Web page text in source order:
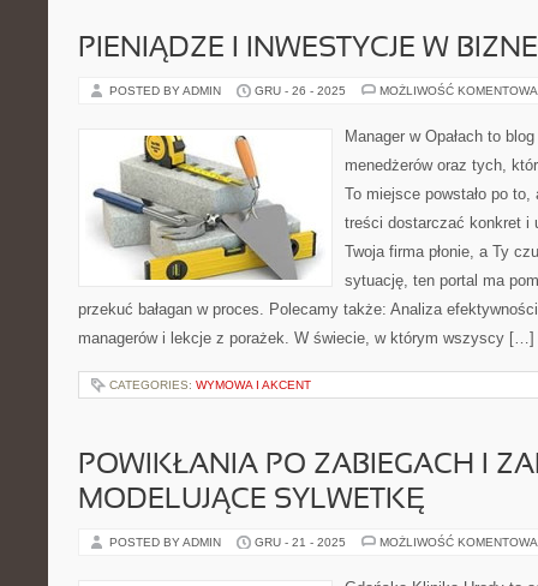
PIENIĄDZE I INWESTYCJE W
POSTED BY ADMIN GRU - 26 - 2025 MOŻLIWOŚĆ
Manager w Opałach to
menedżerów oraz tych,
To miejsce powstało po
treści dostarczać konkret i
Twoja firma płonie, a Ty
sytuację, ten portal ma
przekuć bałagan w proces. Polecamy także: Analiza
managerów i lekcje z porażek. W świecie, w którym wszyscy […]
CATEGORIES: WYMOWA I AKCENT
POWIKŁANIA PO ZABIEGACH I
MODELUJĄCE SYLWETKĘ
POSTED BY ADMIN GRU - 21 - 2025 MOŻLIWOŚĆ